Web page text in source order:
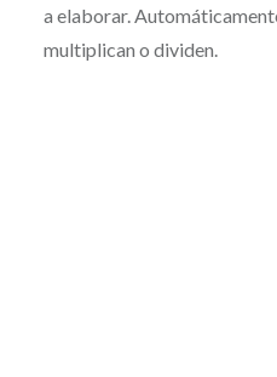
a elaborar.
multiplican o dividen.